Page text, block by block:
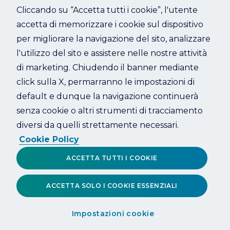
Refresh
Cliccando su “Accetta tutti i cookie”, l'utente
accetta di memorizzare i cookie sul dispositivo
per migliorare la navigazione del sito, analizzare
l'utilizzo del sito e assistere nelle nostre attività
di marketing. Chiudendo il banner mediante
click sulla X, permarranno le impostazioni di
default e dunque la navigazione continuerà
senza cookie o altri strumenti di tracciamento
diversi da quelli strettamente necessari.
Cookie Policy
Impostazioni cookie
ACCETTA SOLO I COOKIE ESSENZIALI
ACCETTA TUTTI I COOKIE